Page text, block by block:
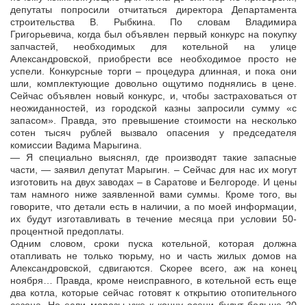
депутаты попросили отчитаться директора Департамента
строительства В. Рыбкина. По словам Владимира
Григорьевича, когда был объявлен первый конкурс на покупку
запчастей, необходимых для котельной на улице
Александровской, приобрести все необходимое просто не
успели. Конкурсные торги – процедура длинная, и пока они
шли, комплектующие довольно ощутимо поднялись в цене.
Сейчас объявлен новый конкурс, и, чтобы застраховаться от
неожиданностей, из городской казны запросили сумму «с
запасом». Правда, это превышение стоимости на несколько
сотен тысяч рублей вызвало опасения у председателя
комиссии Вадима Марыгина.
— Я специально выяснял, где производят такие запасные
части, — заявил депутат Марыгин. – Сейчас для нас их могут
изготовить на двух заводах – в Саратове и Белгороде. И цены
там намного ниже заявленной вами суммы. Кроме того, вы
говорите, что детали есть в наличии, а по моей информации,
их будут изготавливать в течение месяца при условии 50-
процентной предоплаты.
Одним словом, сроки пуска котельной, которая должна
отапливать не только тюрьму, но и часть жилых домов на
Александровской, сдвигаются. Скорее всего, аж на конец
ноября… Правда, кроме неисправного, в котельной есть еще
два котла, которые сейчас готовят к открытию отопительного